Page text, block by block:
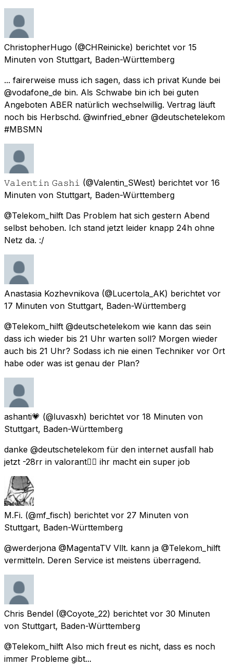
ChristopherHugo (@CHReinicke) berichtet vor 15
Minuten von Stuttgart, Baden-Württemberg
... fairerweise muss ich sagen, dass ich privat Kunde bei
@vodafone_de bin. Als Schwabe bin ich bei guten
Angeboten ABER natürlich wechselwillig. Vertrag läuft
noch bis Herbschd. @winfried_ebner @deutschetelekom
#MBSMN
𝚅𝚊𝚕𝚎𝚗𝚝𝚒𝚗 𝙶𝚊𝚜𝚑𝚒 (@Valentin_SWest) berichtet vor 16
Minuten von Stuttgart, Baden-Württemberg
@Telekom_hilft Das Problem hat sich gestern Abend
selbst behoben. Ich stand jetzt leider knapp 24h ohne
Netz da. :/
Anastasia Kozhevnikova (@Lucertola_AK) berichtet vor
17 Minuten von Stuttgart, Baden-Württemberg
@Telekom_hilft @deutschetelekom wie kann das sein
dass ich wieder bis 21 Uhr warten soll? Morgen wieder
auch bis 21 Uhr? Sodass ich nie einen Techniker vor Ort
habe oder was ist genau der Plan?
ashanti💗 (@luvasxh) berichtet vor 18 Minuten von
Stuttgart, Baden-Württemberg
danke @deutschetelekom für den internet ausfall hab
jetzt -28rr in valorant👍🏽 ihr macht ein super job
M.Fi. (@mf_fisch) berichtet vor 27 Minuten von
Stuttgart, Baden-Württemberg
@werderjona @MagentaTV Vllt. kann ja @Telekom_hilft
vermitteln. Deren Service ist meistens überragend.
Chris Bendel (@Coyote_22) berichtet vor 30 Minuten
von Stuttgart, Baden-Württemberg
@Telekom_hilft Also mich freut es nicht, dass es noch
immer Probleme gibt...